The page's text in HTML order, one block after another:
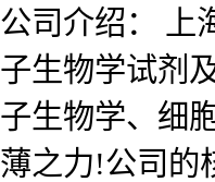
公司介绍： 上
子生物学试剂
子生物学、细
薄之力!公司的